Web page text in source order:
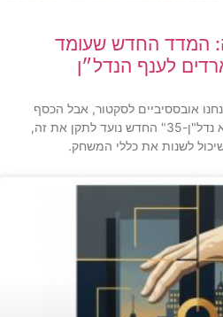
המדד החדש שעומד
לענף הנדל״ן
אובססיביים לסקטור, אבל הכסף
הגדול בורח ממנו. מדד "ת"א נדל"ן-35" החדש נועד לתקן את זה,
שיכול לשנות את כללי המשחק.